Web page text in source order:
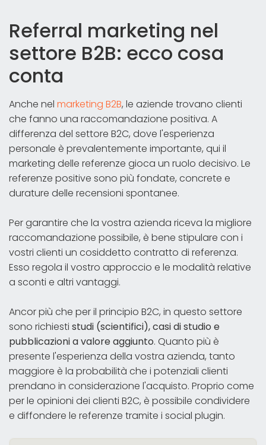
Referral marketing nel
settore B2B: ecco cosa
conta
Anche nel marketing B2B, le aziende trovano clienti
che fanno una raccomandazione positiva. A
differenza del settore B2C, dove l'esperienza
personale è prevalentemente importante, qui il
marketing delle referenze gioca un ruolo decisivo. Le
referenze positive sono più fondate, concrete e
durature delle recensioni spontanee.
Per garantire che la vostra azienda riceva la migliore
raccomandazione possibile, è bene stipulare con i
vostri clienti un cosiddetto contratto di referenza.
Esso regola il vostro approccio e le modalità relative
a sconti e altri vantaggi.
Ancor più che per il principio B2C, in questo settore
sono richiesti studi (scientifici), casi di studio e
pubblicazioni a valore aggiunto. Quanto più è
presente l'esperienza della vostra azienda, tanto
maggiore è la probabilità che i potenziali clienti
prendano in considerazione l'acquisto. Proprio come
per le opinioni dei clienti B2C, è possibile condividere
e diffondere le referenze tramite i social plugin.